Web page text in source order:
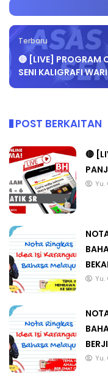
Terbaru
🔴 [LIVE] PROGRAM
SENI KALIGRAFI
POST BERKAITAN
🔴
Yu.
Yu.
Yu.